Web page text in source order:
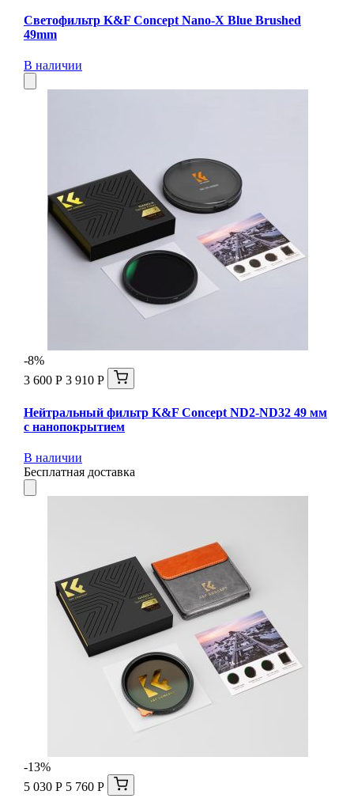
Светофильтр K&F Concept Nano-X Blue Brushed
49mm
В наличии
-8%
3 600 Р 3 910 Р
Нейтральный фильтр K&F Concept ND2-ND32 49 мм
с нанопокрытием
В наличии
Бесплатная доставка
-13%
5 030 Р 5 760 Р